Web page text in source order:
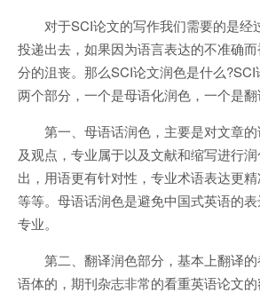
对于SCI论文的写作我们需要的是经
投递出去，如果因为语言表达的不准确
分的沮丧。那么SCI论文润色是什么
两个部分，一个是母语化润色，一个是翻
第一、母语话润色，主要是对文章
及观点，专业属于以及文献和缩写进行
出，用语更有针对性，专业术语表达更
等等。母语话润色是避免中国式英语的
专业。
第二、翻译润色部分，基本上翻译
语体的，期刊杂志非常的看重英语论文